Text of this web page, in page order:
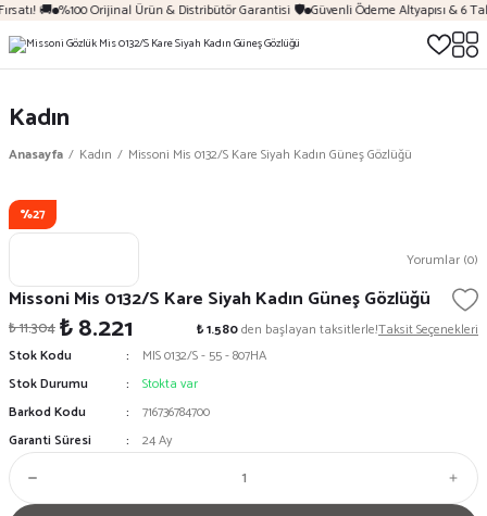
🚚 %100 Orijinal Ürün & Distribütör Garantisi 🛡️ Güvenli Ödeme Altyapısı & 6
Kadın
Anasayfa Kadın Missoni Mis 0132/S Kare Siyah Kadın Güneş Gözlüğü
%27
Yorumlar (0)
Missoni Mis 0132/S Kare Siyah Kadın Güneş Gözlüğü
₺ 11.304₺ 8.221 ₺ 1.580den başlayan taksitlerle!Taksit Seçenekleri
Stok Kodu
MIS 0132/S - 55 - 807HA
Stok Durumu
Stokta var
Barkod Kodu
716736784700
Garanti Süresi
24 Ay